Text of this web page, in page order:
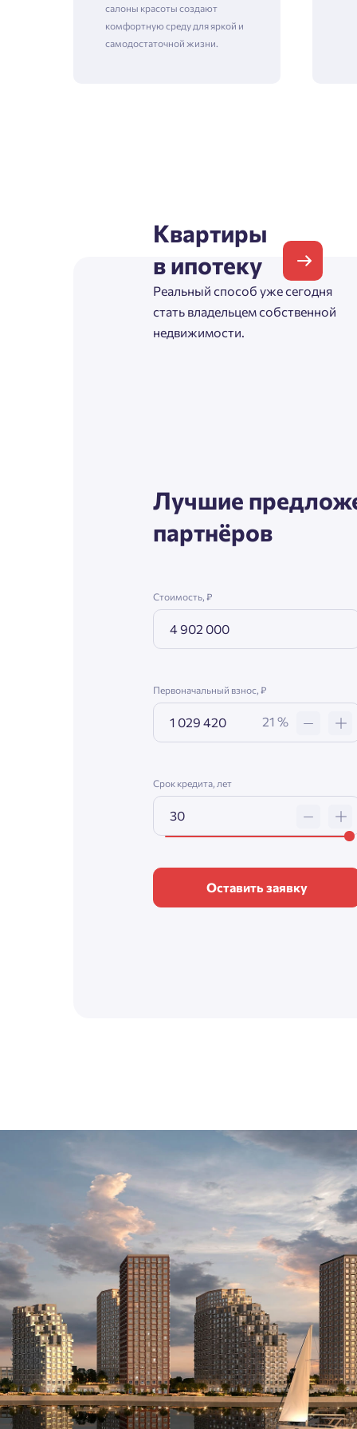
салоны красоты создают
комфортную среду для яркой и
самодостаточной жизни.
Квартиры
в ипотеку
Реальный способ уже сегодня
стать владельцем собственной
недвижимости.
Лучшие
партнёров
Стоимость, ₽
Первоначальный взнос, ₽
21 %
Срок кредита, лет
Оставить заявку
Фамилия
Имя
Имя